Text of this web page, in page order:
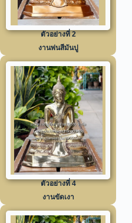
ตัวอย่างที่ 2
งานพ่นสีมันปู
ตัวอย่างที่ 4
งานขัดเงา